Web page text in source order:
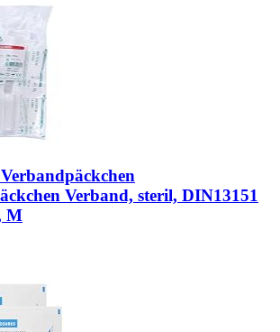
Verband, steril, DIN13151
M